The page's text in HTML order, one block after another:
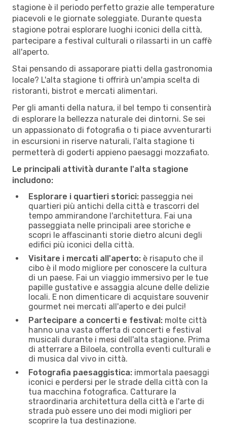
stagione è il periodo perfetto grazie alle temperature
piacevoli e le giornate soleggiate. Durante questa
stagione potrai esplorare luoghi iconici della città,
partecipare a festival culturali o rilassarti in un caffè
all'aperto.
Stai pensando di assaporare piatti della gastronomia
locale? L'alta stagione ti offrirà un'ampia scelta di
ristoranti, bistrot e mercati alimentari.
Per gli amanti della natura, il bel tempo ti consentirà
di esplorare la bellezza naturale dei dintorni. Se sei
un appassionato di fotografia o ti piace avventurarti
in escursioni in riserve naturali, l'alta stagione ti
permetterà di goderti appieno paesaggi mozzafiato.
Le principali attività durante l'alta stagione
includono:
Esplorare i quartieri storici: passeggia nei
quartieri più antichi della città e trascorri del
tempo ammirandone l'architettura. Fai una
passeggiata nelle principali aree storiche e
scopri le affascinanti storie dietro alcuni degli
edifici più iconici della città.
Visitare i mercati all'aperto: è risaputo che il
cibo è il modo migliore per conoscere la cultura
di un paese. Fai un viaggio immersivo per le tue
papille gustative e assaggia alcune delle delizie
locali. E non dimenticare di acquistare souvenir
gourmet nei mercati all'aperto e dei pulci!
Partecipare a concerti e festival: molte città
hanno una vasta offerta di concerti e festival
musicali durante i mesi dell'alta stagione. Prima
di atterrare a Biloela, controlla eventi culturali e
di musica dal vivo in città.
Fotografia paesaggistica: immortala paesaggi
iconici e perdersi per le strade della città con la
tua macchina fotografica. Catturare la
straordinaria architettura della città e l'arte di
strada può essere uno dei modi migliori per
scoprire la tua destinazione.